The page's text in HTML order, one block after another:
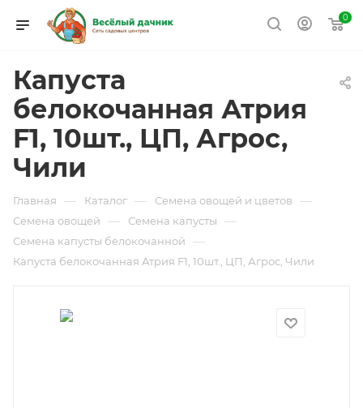
0
Капуста
белокочанная Атрия
F1, 10шт., ЦП, Агрос,
Чили
Главная — Каталог — Семена овощей и цветов —
Семена овощей — Семена капусты —
Семена капусты белокочанной —
Капуста белокочанная Атрия F1, 10шт., ЦП, Агрос, Чили